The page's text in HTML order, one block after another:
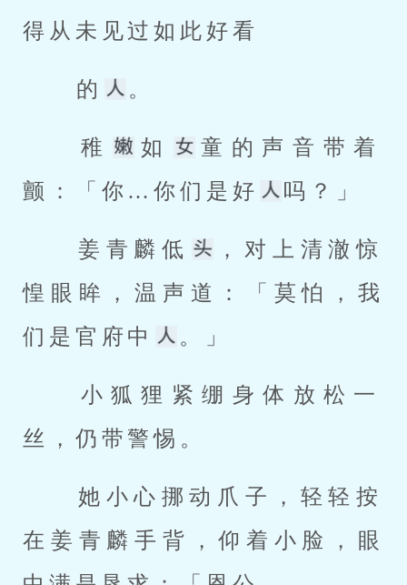
得从未见过如此好看
的 。
稚 如
童的声音带着
颤：「你…你们是好
吗？」
姜青麟低
，对上清澈惊
惶眼眸，温声道：「莫怕，我
们是官府中
。」
丝，仍带警惕。
在姜青麟手背，仰着小脸，眼